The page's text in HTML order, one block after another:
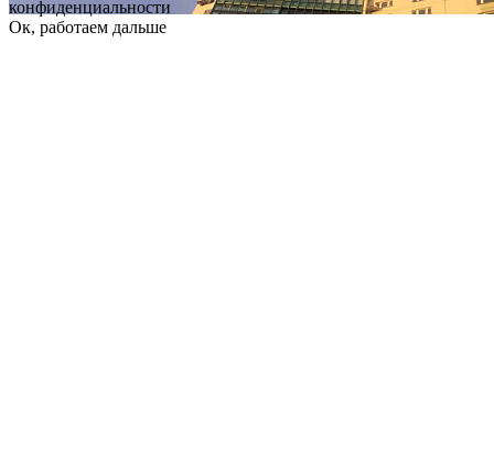
конфиденциальности
Ок, работаем дальше